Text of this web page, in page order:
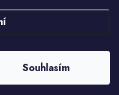
Souhlasím
. Všechna práva vyhrazena.